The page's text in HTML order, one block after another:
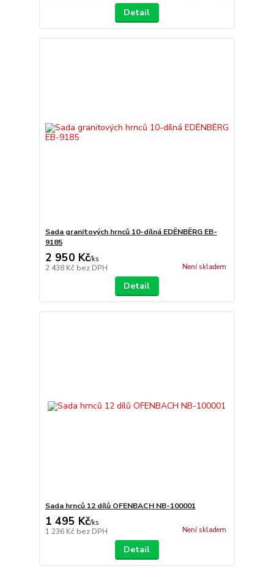
Detail
Sada granitových hrnců 10-dílná EDËNBËRG EB-
9185
2 950 Kč/ks
2 438 Kč bez DPH Není skladem
Detail
Sada hrnců 12 dílů OFENBACH NB-100001
1 495 Kč/ks
1 236 Kč bez DPH Není skladem
Detail